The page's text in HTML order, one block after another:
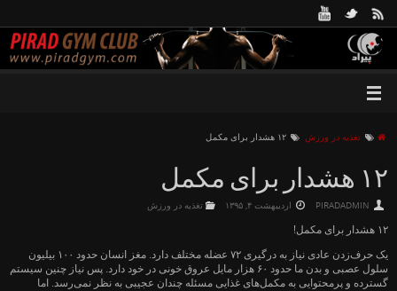
تغذیه در ورزش ۱۲ هشدار برای مکمل
۱۲ هشدار برای مکمل
PIRADADMIN اردیبهشت ۴, ۱۳۹۵ تغذیه در ورزش
۱۲ هشدار برای مکمل!
یک حرف‌زدن عادی نیاز به درگیری ۷۲ عضله مختلف دارد. مغز انسان حدود ۱۰۰ بیلیون
سلول عصبی و بدن ما حدود ۶۰ هزار مایل عروق خونی در خود دارد. پس نیاز چنین سیستم
گسترده و پرمحتوایی به مکمل‌های غذایی مسئله چندان عجیبی به نظر نمی‌رسد. اما